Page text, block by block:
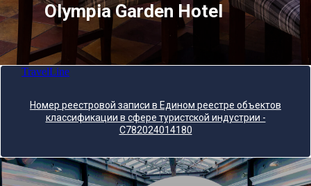
Olympia Garden Hotel
TravelLine
Номер реестровой записи в Едином реестре объектов
классификации в сфере туристской индустрии -
С782024014180